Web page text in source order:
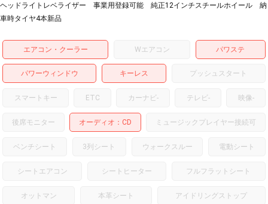
ヘッドライトレベライザー 事業用登録可能 純正12インチスチールホイール 納
車時タイヤ4本新品
エアコン・クーラー Wエアコン パワステ
パワーウィンドウ キーレス プッシュスタート
スマートキー ETC カーナビ- テレビ- 映像-
後席モニター オーディオ CD ミュージックプレイヤー接続可
ベンチシート 3列シート ウォークスルー 電動シート
シートエアコン シートヒーター フルフラットシート
オットマン 本革シート アイドリングストップ